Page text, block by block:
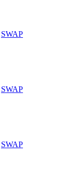
SWAP
SWAP
SWAP